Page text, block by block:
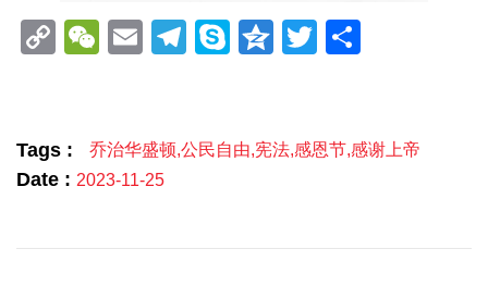
CopyWeChat
EmailTelegram
SkypeQzoneTwitter
Tags : 乔治华盛顿,公民自由,宪法,感恩节,感谢上帝
Date : 2023-11-25